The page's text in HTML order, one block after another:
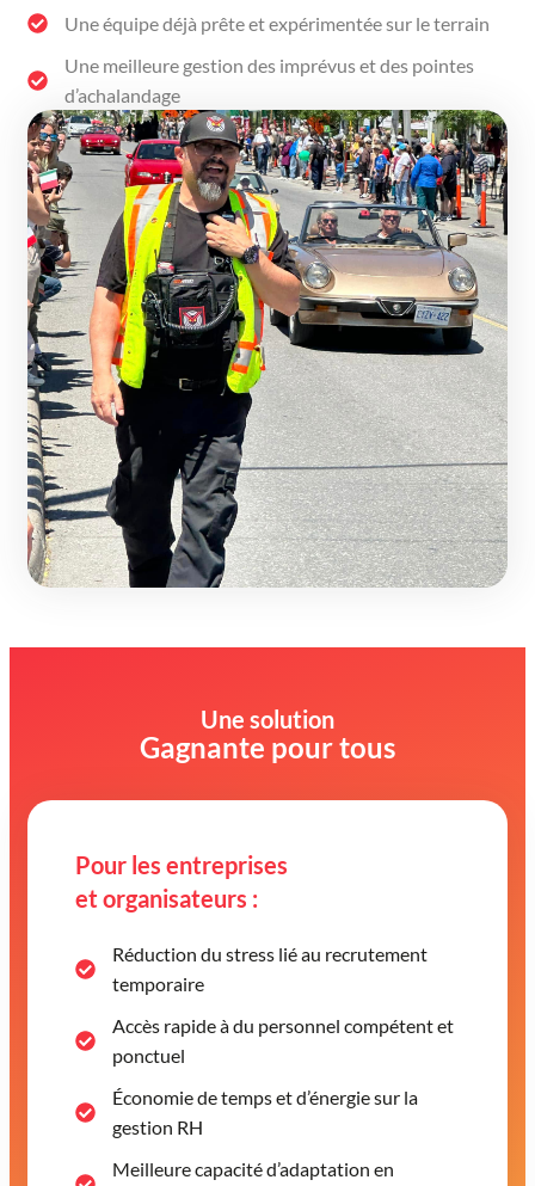
Une équipe déjà prête et expérimentée sur le terrain
Une meilleure gestion des imprévus et des pointes
d’achalandage
Une solution
Gagnante pour tous
Pour les entreprises
et organisateurs :
Réduction du stress lié au recrutement
temporaire
Accès rapide à du personnel compétent et
ponctuel
Économie de temps et d’énergie sur la
gestion RH
Meilleure capacité d’adaptation en